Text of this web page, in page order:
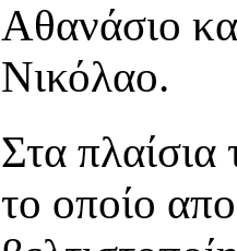
Αθανάσιο
Νικόλαο.
Στα πλαίσια
το οποίο